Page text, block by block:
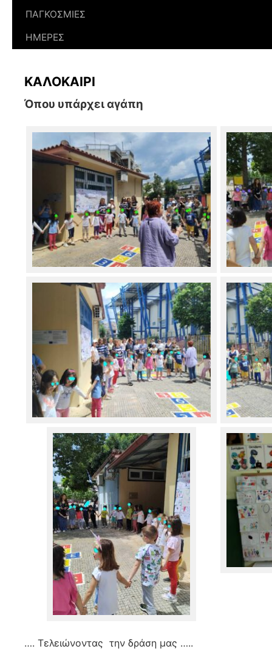
ΠΑΓΚΟΣΜΙΕΣ
ΗΜΕΡΕΣ
ΚΑΛΟΚΑΙΡΙ
Όπου υπάρχει αγάπη
…. Τελειώνοντας την δράση μας …..